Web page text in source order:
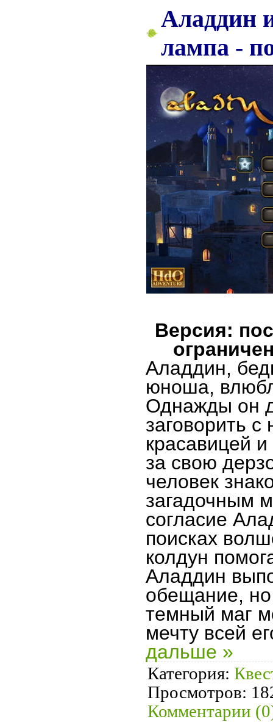
Аладдин
лампа -
Версия:
Аладдин,
юноша,
Однажды он
заговорить с
красавицей
за свою
человек
загадочным
согласие
поисках
колдун
Аладдин
обещание,
темный маг
мечту всей
дальше »
Категория:
Просмотров:
Комментарии